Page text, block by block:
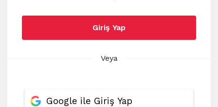
Giriş Yap
Veya
Google ile Giriş Yap